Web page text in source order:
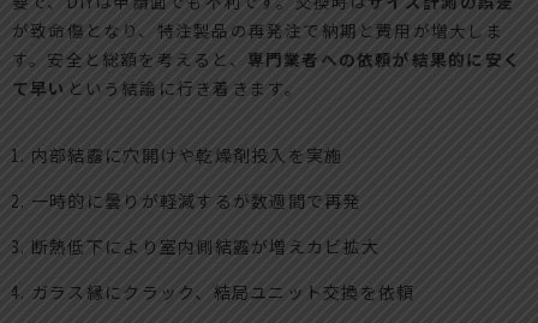
が致命傷となり、特注製品の再発注で納期と費用が増大しま
す。安全と総額を考えると、 専門業者への依頼が結果的に安く
て早い という結論に行き着きます。
内部結露に穴開けや乾燥剤投入を実施
一時的に曇りが軽減するが数週間で再発
断熱低下により室内側結露が増えカビ拡大
ガラス縁にクラック、結局ユニット交換を依頼